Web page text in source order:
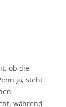
ob die
ja, steht
während